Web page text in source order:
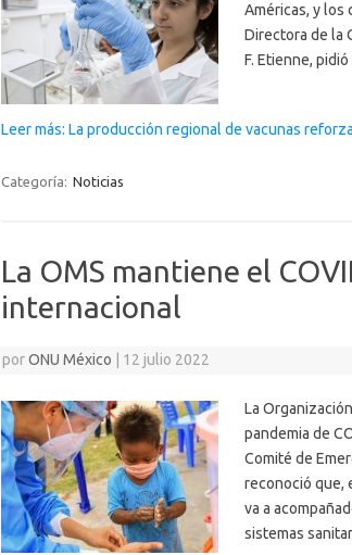
Américas, y los
Directora de la
F. Etienne,
Leer más: La producción regional de vacunas
Categoría: Noticias
La OMS mantiene el
internacional
porONU México 12 julio 2022
La
pandemia de
Comité de
reconoció que,
va a
sistemas